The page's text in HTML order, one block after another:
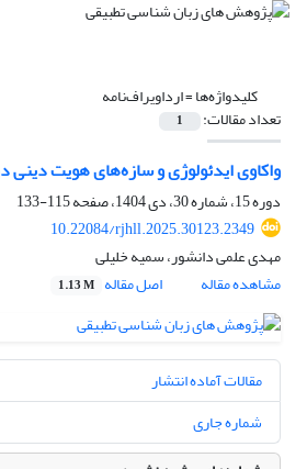
کلیدواژه‌ها =ارداویراف‌نامه
تعداد مقالات: 1
واکاوی ایدئولوژی و سازه‌های هویت دینی
دوره 15، شماره 30، دی 1404، صفحه
115-133
10.22084/rjhll.2025.30123.2349
مهدی علمی دانشور، سمیه خلیلی
مشاهده مقاله
اصل مقاله 1.13 M
مقالات آماده انتشار
شماره جاری